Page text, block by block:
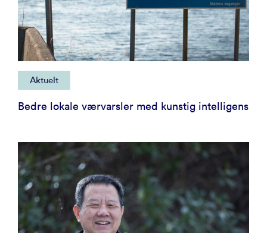
Aktuelt
Bedre lokale værvarsler med kunstig intelligens